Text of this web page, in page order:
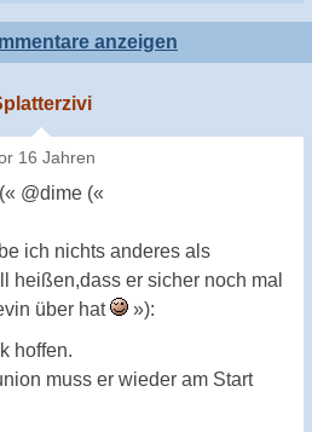
anzeigen
16 Jahren
@dime («
ich nichts anderes als
heißen,dass er sicher noch mal
über hat
»):
hoffen.
muss er wieder am Start